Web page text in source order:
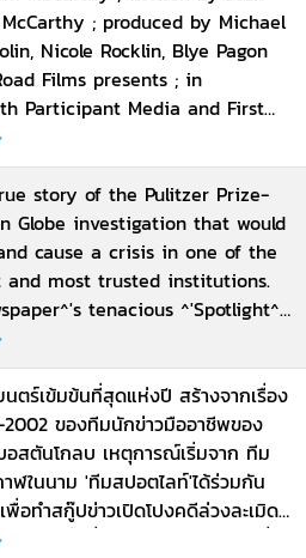
; produced by Michael
Nicole Rocklin, Blye Pagon
Films presents ; in
Participant Media and First
Anonymous Content
story of the Pulitzer Prize-
Globe investigation that would
cause a crisis in one of the
and most trusted institutions.
tenacious ^'Spotlight^'
delve into allegations of
Church, their year-long
a decades-long cover-
levels of Boston^'s religious,
establishment
ของทีมนักข่าวมืออาชีพของ
ตันโกลบ เหตุการณ์เริ่มจาก ทีม
ฬในนาม 'ทีมสปอตไลท์'ได้ร่วมกัน
อทำสกู๊ปข่าวเปิดโปงคดีล่วงละเมิด
สถ์ท้องถิ่นที่ลุกลามจนสร้างความสั่น